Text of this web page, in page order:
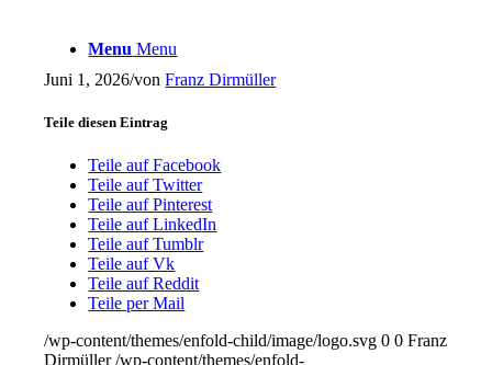
Menu Menu
Juni 1, 2026/vonFranz Dirmüller
Teile diesen Eintrag
Teile auf Facebook
Teile auf Twitter
Teile auf Pinterest
Teile auf LinkedIn
Teile auf Tumblr
Teile auf Vk
Teile auf Reddit
Teile per Mail
/wp-content/themes/enfold-child/image/logo.svg 0 0 Franz
Dirmüller /wp-content/themes/enfold-